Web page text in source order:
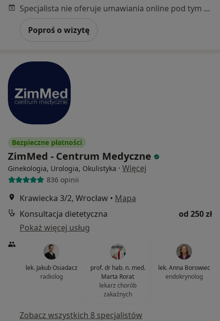
Specjalista nie oferuje umawiania online pod tym adresem.
Poproś o wizytę
Bezpieczne płatności
ZimMed - Centrum Medyczne
Ginekologia, Urologia, Okulistyka · Więcej
836 opinii
Krawiecka 3/2, Wrocław • Mapa
Konsultacja dietetyczna
od 250 zł
Pokaż więcej usług
lek. Jakub Osiadacz
radiolog
prof. dr hab. n. med.
Marta Rorat
lekarz chorób
zakaźnych
lek. Anna Borowiec
endokrynolog
Zobacz wszystkich 8 specjalistów